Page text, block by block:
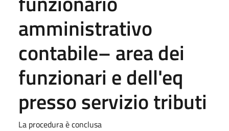
amministrativo
contabile– area dei
funzionari e dell'eq
presso servizio tributi
La procedura è conclusa